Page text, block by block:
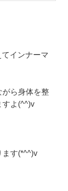
てインナーマ
がら身体を整
すよ(^^)v
ます(*^^)v